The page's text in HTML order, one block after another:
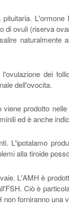
ovuli (riserva
dei
dell'ovocita.
prodotto
ed è anche
L'ipotalamo
alla tiroide
L'AMH è
Ciò è
forniranno una